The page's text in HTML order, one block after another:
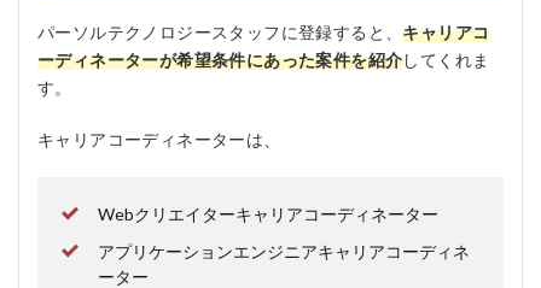
パーソルテクノロジースタッフに登録すると、キャリアコ
ーディネーターが希望条件にあった案件を紹介してくれま
す。
キャリアコーディネーターは、
Webクリエイターキャリアコーディネーター
アプリケーションエンジニアキャリアコーディネ
ーター